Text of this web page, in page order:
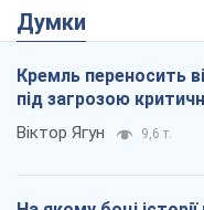
Думки
Кремль переносить
під загрозою
Віктор Ягун 9,6 т.